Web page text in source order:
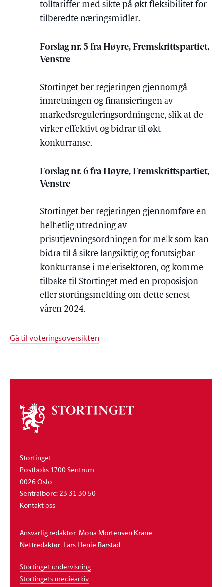
tolltariffer med sikte på økt fleksibilitet for
tilberedte næringsmidler.
Forslag nr. 5 fra Høyre, Fremskrittspartiet,
Venstre
Stortinget ber regjeringen gjennomgå
innretningen og finansieringen av
markedsreguleringsordningene, slik at de
virker effektivt og bidrar til økt
konkurranse.
Forslag nr. 6 fra Høyre, Fremskrittspartiet,
Venstre
Stortinget ber regjeringen gjennomføre en
helhetlig utredning av
prisutjevningsordningen for melk som kan
bidra til å sikre langsiktig og forutsigbar
konkurranse i meierisektoren, og komme
tilbake til Stortinget med en proposisjon
eller stortingsmelding om dette senest
våren 2024.
Gå til voteringsoversikten
Om
stortinget
Stortinget
Postboks 1700 Sentrum
0026 Oslo
Sentralbord: 23 31 30 50
Kontakt oss
Ansvarlig redaktør: Mona Mortensen Krane
Nettredaktør: Lars Henie Barstad
Stortinget undervisning
Stortingets mediearkiv